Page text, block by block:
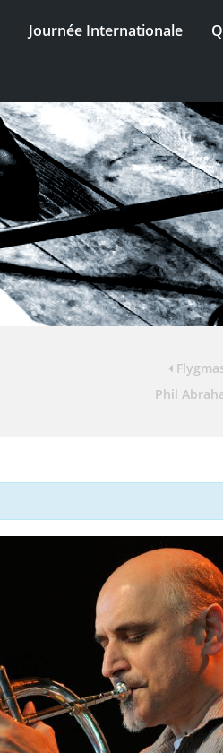
Journée Internationale
Phil